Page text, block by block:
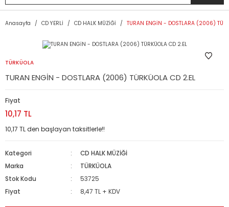
Anasayfa CD YERLİ CD HALK MÜZİĞİ TURAN ENGİN - DOSTLARA (2006)
TÜRKÜOLA
TURAN ENGİN - DOSTLARA (2006) TÜRKÜOLA CD 2.EL
Fiyat
10,17 TL
10,17 TL den başlayan taksitlerle!!
Kategori
CD HALK MÜZİĞİ
Marka
TÜRKÜOLA
Stok Kodu
53725
Fiyat
8,47 TL + KDV